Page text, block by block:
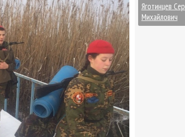
Яготинцев
Михайлович